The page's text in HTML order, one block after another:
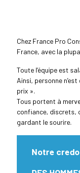
Chez France Pro
France, avec la
Toute l’équipe est
Ainsi, personne
prix ».
Tous portent à
confiance, discrets,
gardant le sourire.
Notre